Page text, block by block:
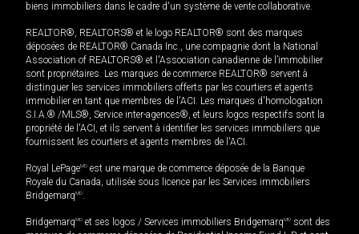
biens immobiliers dans le cadre d'un système de vente collaborative.
REALTOR®, REALTORS® et le logo REALTOR® sont des marques
déposées de REALTOR® Canada Inc., une compagnie dont la National
Association of REALTORS® et l'Association canadienne de l’immobilier
sont propriétaires. Les marques de commerce REALTOR® servent à
distinguer les services immobiliers offerts par les courtiers et agents
immobilier en tant que membres de l'ACI. Les marques d'homologation
S.I.A.® /MLS®, Service inter-agences®, et leurs logos respectifs sont la
propriété de l'ACI, et ils servent à identifier les services immobiliers que
fournissent les courtiers et agents membres de l'ACI.
Royal LePageMD est une marque de commerce déposée de la Banque
Royale du Canada, utilisée sous licence par les Services immobiliers
BridgemarqMD.
BridgemarqMD et ses logos / Services immobiliers BridgemarqMD sont des